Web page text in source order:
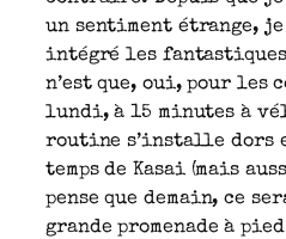
un sentiment étrange, je
intégré les
n’est que, oui, pour
lundi, à 15 minutes à
routine s’installe dors
temps de Kasai (mais
pense que demain, ce
grande promenade à